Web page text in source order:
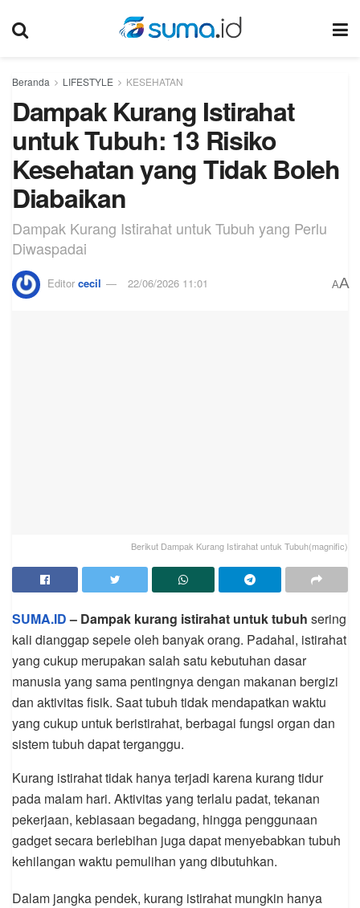
Beranda LIFESTYLE KESEHATAN
Dampak Kurang Istirahat
untuk Tubuh: 13 Risiko
Kesehatan yang Tidak Boleh
Diabaikan
Dampak Kurang Istirahat untuk Tubuh yang Perlu
Diwaspadai
Editor cecil 22/06/2026 11:01 AA
Berikut Dampak Kurang Istirahat untuk Tubuh(magnific)
SUMA.ID– Dampak kurang istirahat untuk tubuh sering
kali dianggap sepele oleh banyak orang. Padahal, istirahat
yang cukup merupakan salah satu kebutuhan dasar
manusia yang sama pentingnya dengan makanan bergizi
dan aktivitas fisik. Saat tubuh tidak mendapatkan waktu
yang cukup untuk beristirahat, berbagai fungsi organ dan
sistem tubuh dapat terganggu.
Kurang istirahat tidak hanya terjadi karena kurang tidur
pada malam hari. Aktivitas yang terlalu padat, tekanan
pekerjaan, kebiasaan begadang, hingga penggunaan
gadget secara berlebihan juga dapat menyebabkan tubuh
kehilangan waktu pemulihan yang dibutuhkan.
Dalam jangka pendek, kurang istirahat mungkin hanya